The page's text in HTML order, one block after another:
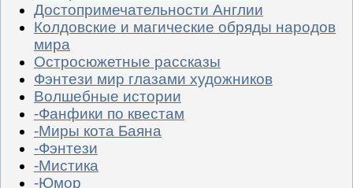
Достопримечательности Англии
Колдовские и магические обряды народов
мира
Остросюжетные рассказы
Фэнтези мир глазами художников
Волшебные истории
-Фанфики по квестам
-Миры кота Баяна
-Фэнтези
-Мистика
-Юмор